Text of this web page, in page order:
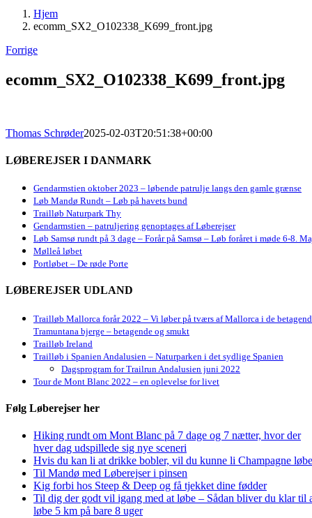
Hjem
ecomm_SX2_O102338_K699_front.jpg
Forrige
ecomm_SX2_O102338_K699_front.jpg
Thomas Schrøder2025-02-03T20:51:38+00:00
LØBEREJSER I DANMARK
Gendarmstien oktober 2023 – løbende patrulje langs den gamle grænse
Løb Mandø Rundt – Løb på havets bund
Trailløb Naturpark Thy
Gendarmstien – patruljering genoptages af Løberejser
Løb Samsø rundt på 3 dage – Forår på Samsø – Løb foråret i møde 6-8.
Mølleå løbet
Portløbet – De røde Porte
LØBEREJSER UDLAND
Trailløb Mallorca forår 2022 – Vi løber på tværs af Mallorca i de
Tramuntana bjerge – betagende og smukt
Trailløb Ireland
Trailløb i Spanien Andalusien – Naturparken i det sydlige Spanien
Dagsprogram for Trailrun Andalusien juni 2022
Tour de Mont Blanc 2022 – en oplevelse for livet
Følg Løberejser her
Hiking rundt om Mont Blanc på 7 dage og 7 nætter, hvor der
hver dag udspillede sig nye sceneri
Hvis du kan li at drikke bobler, vil du kunne li Champagne
Til Mandø med Løberejser i pinsen
Kig forbi hos Steep & Deep og få tjekket dine fødder
Til dig der godt vil igang med at løbe – Sådan bliver du klar til
løbe 5 km på bare 8 uger